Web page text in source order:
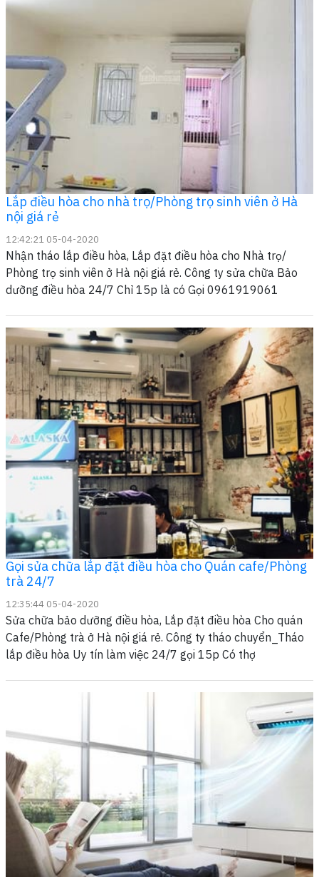
Lắp điều hòa cho nhà trọ/Phòng trọ sinh viên ở Hà
nội giá rẻ
12:42:21 05-04-2020
Nhận tháo lắp điều hòa, Lắp đặt điều hòa cho Nhà trọ/
Phòng trọ sinh viên ở Hà nội giá rẻ. Công ty sửa chữa Bảo
dưỡng điều hòa 24/7 Chỉ 15p là có Gọi 0961919061
Gọi sửa chữa lắp đặt điều hòa cho Quán cafe/Phòng
trà 24/7
12:35:44 05-04-2020
Sửa chữa bảo dưỡng điều hòa, Lắp đặt điều hòa Cho quán
Cafe/Phòng trà ở Hà nội giá rẻ. Công ty tháo chuyển_Tháo
lắp điều hòa Uy tín làm việc 24/7 gọi 15p Có thợ